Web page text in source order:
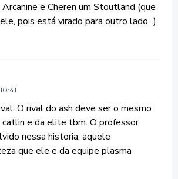
e Cheren um Stoutland (que
pois está virado para outro lado...)
O rival do ash deve ser o mesmo
e da elite tbm. O professor
nessa historia, aquele
que ele e da equipe plasma